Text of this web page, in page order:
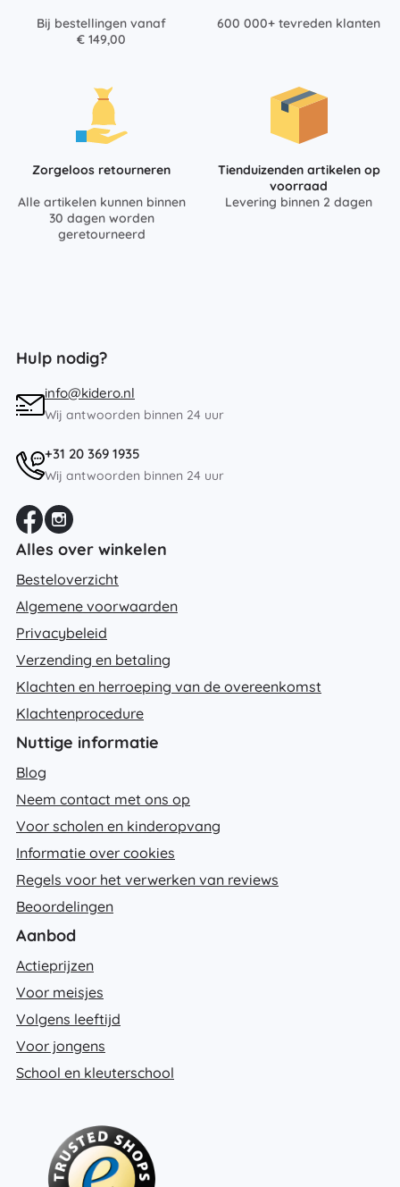
Bij bestellingen vanaf
€ 149,00
600 000+ tevreden klanten
Zorgeloos retourneren
Alle artikelen kunnen binnen
30 dagen worden
geretourneerd
Tienduizenden artikelen op
voorraad
Levering binnen 2 dagen
Hulp nodig?
info@kidero.nl
Wij antwoorden binnen 24 uur
+31 20 369 1935
Wij antwoorden binnen 24 uur
Alles over winkelen
Besteloverzicht
Algemene voorwaarden
Privacybeleid
Verzending en betaling
Klachten en herroeping van de overeenkomst
Klachtenprocedure
Nuttige informatie
Blog
Neem contact met ons op
Voor scholen en kinderopvang
Informatie over cookies
Regels voor het verwerken van reviews
Beoordelingen
Aanbod
Actieprijzen
Voor meisjes
Volgens leeftijd
Voor jongens
School en kleuterschool